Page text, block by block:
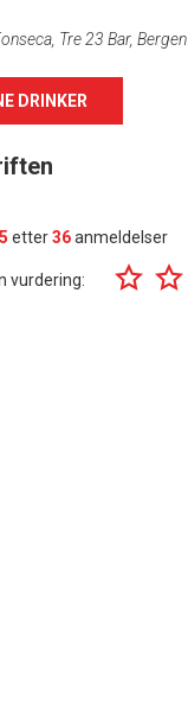
Tre 23 Bar, Bergen
DRINKER
etter36anmeldelser
vurdering: